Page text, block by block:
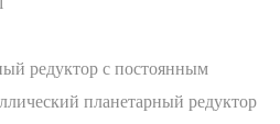
редуктор с постоянным
постоянного токапланетарный редуктор